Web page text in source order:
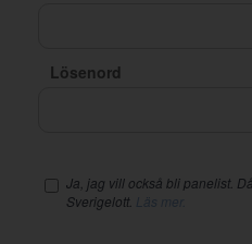
Lösenord
Ja, jag vill också bli panelist.
Sverigelott. Läs mer.